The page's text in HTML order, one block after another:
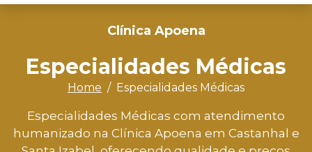
Clínica Apoena
Especialidades Médicas
Home Especialidades Médicas
Especialidades Médicas com atendimento
humanizado na Clínica Apoena em Castanhal e